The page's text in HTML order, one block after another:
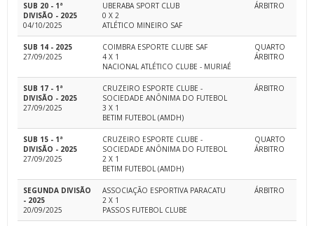
SUB 20 - 1ª
DIVISÃO - 2025
04/10/2025
UBERABA SPORT CLUB
0 X 2
ATLÉTICO MINEIRO SAF
ÁRBITRO
SUB 14 - 2025
27/09/2025
COIMBRA ESPORTE CLUBE SAF
4 X 1
NACIONAL ATLÉTICO CLUBE - MURIAÉ
QUARTO
ÁRBITRO
SUB 17 - 1ª
DIVISÃO - 2025
27/09/2025
CRUZEIRO ESPORTE CLUBE -
SOCIEDADE ANÔNIMA DO FUTEBOL
3 X 1
BETIM FUTEBOL (AMDH)
ÁRBITRO
SUB 15 - 1ª
DIVISÃO - 2025
27/09/2025
CRUZEIRO ESPORTE CLUBE -
SOCIEDADE ANÔNIMA DO FUTEBOL
2 X 1
BETIM FUTEBOL (AMDH)
QUARTO
ÁRBITRO
SEGUNDA DIVISÃO
- 2025
20/09/2025
ASSOCIAÇÃO ESPORTIVA PARACATU
2 X 1
PASSOS FUTEBOL CLUBE
ÁRBITRO